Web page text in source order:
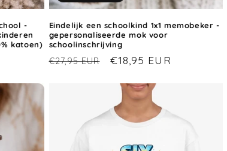
-
katoen)
Eindelijk een schoolkind 1x1 memobeker -
gepersonaliseerde mok voor
schoolinschrijving
Normale
€27,95 EUR Aanbiedingsprijs
€18,95 EUR